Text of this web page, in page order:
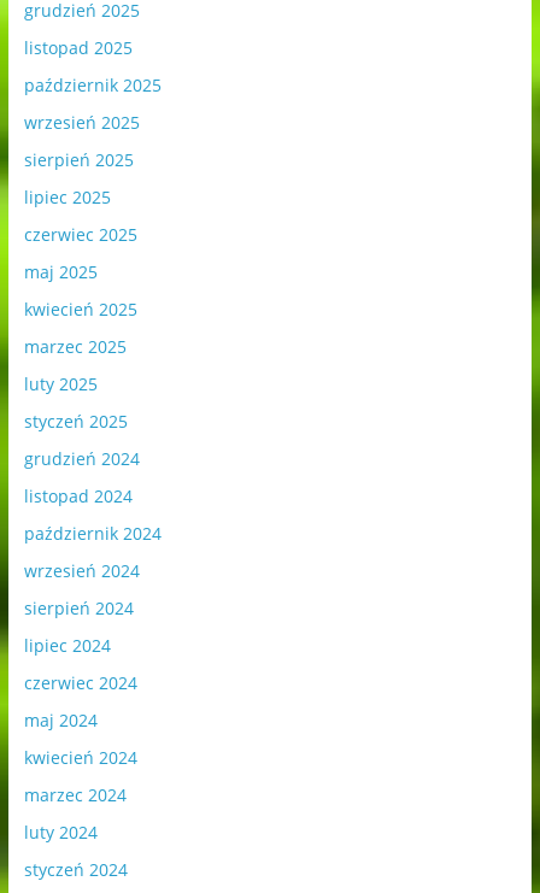
grudzień 2025
listopad 2025
październik 2025
wrzesień 2025
sierpień 2025
lipiec 2025
czerwiec 2025
maj 2025
kwiecień 2025
marzec 2025
luty 2025
styczeń 2025
grudzień 2024
listopad 2024
październik 2024
wrzesień 2024
sierpień 2024
lipiec 2024
czerwiec 2024
maj 2024
kwiecień 2024
marzec 2024
luty 2024
styczeń 2024